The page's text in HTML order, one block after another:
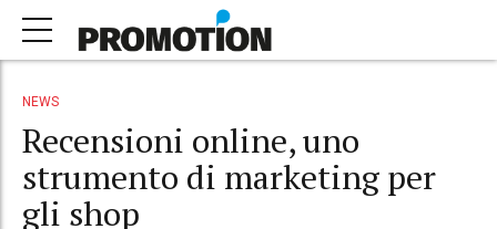
NEWS
Recensioni online, uno
strumento di marketing per
gli shop